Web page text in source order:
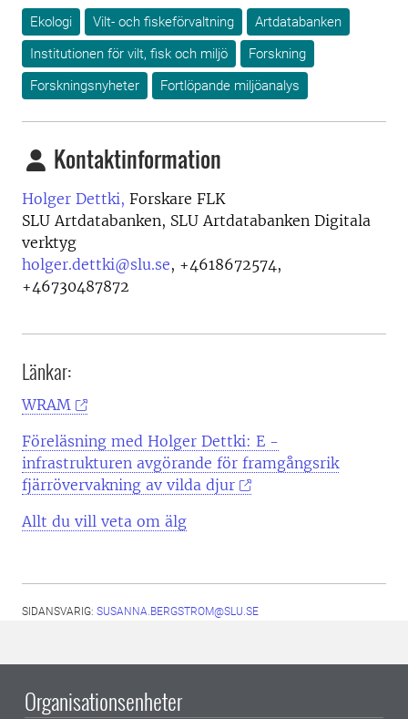
Ekologi Vilt- och fiskeförvaltning
Artdatabanken
Institutionen för vilt, fisk och miljö
Forskning
Forskningsnyheter
Fortlöpande miljöanalys
Kontaktinformation
Holger Dettki, Forskare FLK
SLU Artdatabanken, SLU Artdatabanken Digitala
verktyg
holger.dettki@slu.se, +4618672574,
+46730487872
Länkar:
WRAM
Föreläsning med Holger Dettki: E -
infrastrukturen avgörande för framgångsrik
fjärrövervakning av vilda djur
Allt du vill veta om älg
SIDANSVARIG: SUSANNA.BERGSTROM@SLU.SE
Organisationsenheter